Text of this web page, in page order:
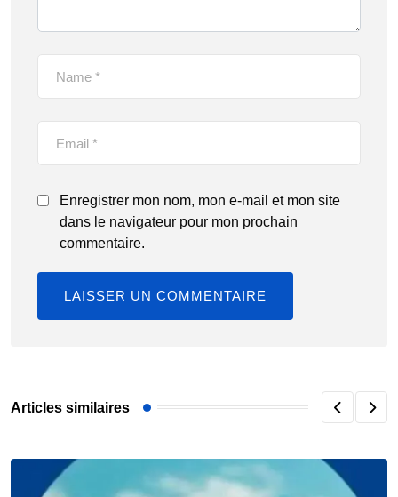
Enregistrer mon nom, mon e-mail et mon site
dans le navigateur pour mon prochain
commentaire.
Articles similaires